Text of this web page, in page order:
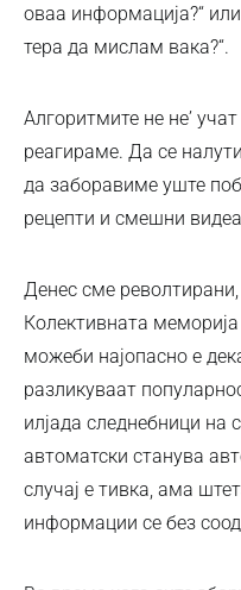
оваа информација?“
тера да мислам вака?“.
Алгоритмите не не’
реагираме. Да се
да заборавиме уште
рецепти и смешни
Денес сме
Колективната
можеби најопасно е
разликуваат
илјада следнебници на
автоматски станува
случај е тивка, ама
информации се без